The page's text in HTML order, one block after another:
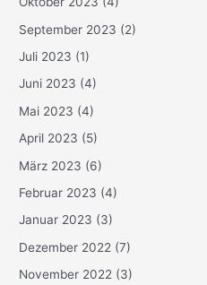
September 2023 (2)
Juli 2023 (1)
Juni 2023 (4)
Mai 2023 (4)
April 2023 (5)
März 2023 (6)
Februar 2023 (4)
Januar 2023 (3)
Dezember 2022 (7)
November 2022 (3)